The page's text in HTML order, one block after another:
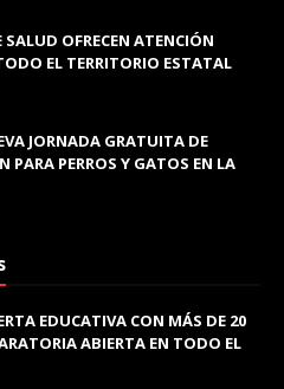
SALUD OFRECEN ATENCIÓN
EL TERRITORIO ESTATAL
JORNADA GRATUITA DE
PARA PERROS Y GATOS EN LA
EDUCATIVA CON MÁS DE 20
ABIERTA EN TODO EL